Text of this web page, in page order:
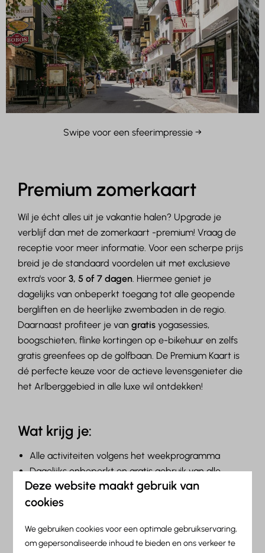
Swipe voor een sfeerimpressie →
Premium zomerkaart
Wil je écht alles uit je vakantie halen? Upgrade je
verblijf dan met de zomerkaart -premium! Vraag de
receptie voor meer informatie. Voor een scherpe prijs
breid je de standaard voordelen uit met exclusieve
extra's voor3, 5 of 7 dagen . Hiermee geniet je
dagelijks van onbeperkt toegang tot alle geopende
bergliften en de heerlijke zwembaden in de regio.
Daarnaast profiteer je vangratis yogasessies,
boogschieten, flinke kortingen op e-bikehuur en zelfs
gratis greenfees op de golfbaan. De Premium Kaart is
dé perfecte keuze voor de actieve levensgenieter die
het Arlberggebied in alle luxe wil ontdekken!
Wat krijg je:
Alle activiteiten volgens het weekprogramma
Dagelijks onbeperkt en gratis gebruik van alle
geopende bergliften
Dagelijks gratis toegang tot zwembad Arlberg
zwembad Wellnesspark Arlberg Stanzertal in
Pettneu
Deze website maakt gebruik van
cookies
We gebruiken cookies voor een optimale gebruikservaring,
om gepersonaliseerde inhoud te bieden en ons verkeer te